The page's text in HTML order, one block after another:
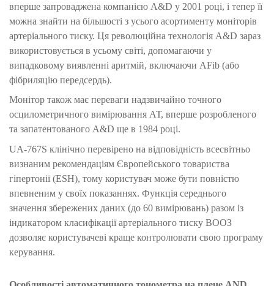
вперше запроваджена компанією A&D у 2001 році, і тепер її
можна знайти на більшості з усього асортименту моніторів
артеріального тиску. Ця революційна технологія A&D зараз
використовується в усьому світі, допомагаючи у
випадковому виявленні аритмій, включаючи AFib (або
фібриляцію передсердь).
Монітор також має переваги надзвичайно точного
осцилометричного вимірювання АТ, вперше розробленого
та запатентованого A&D ще в 1984 році.
UA-767S клінічно перевірено на відповідність всесвітньо
визнаним рекомендаціям Європейського товариства
гіпертонії (ESH), тому користувач може бути повністю
впевненим у своїх показаннях. Функція середнього
значення збережених даних (до 60 вимірювань) разом із
індикатором класифікації артеріального тиску ВООЗ
дозволяє користувачеві краще контролювати свою програму
керування.